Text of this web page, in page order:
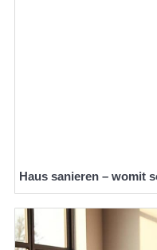
Haus sanieren – womit